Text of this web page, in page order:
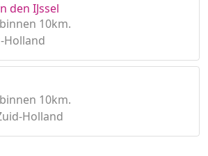
den IJssel
10km.
Holland
10km.
Holland